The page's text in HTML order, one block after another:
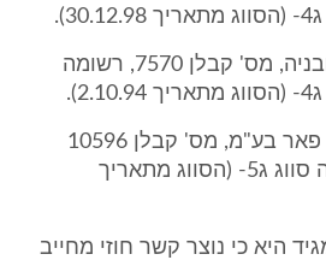
3. הדר הצפון הנדסה ובניה, מס' קבלן 7570, רשומה
4. סנדק וליבנה דירות פאר בע"מ, מס' קבלן 10596
רשומה בענף 100 בניה סווג ג5- (הסווג מתאריך
היא כי נוצר קשר חוזי מחייב